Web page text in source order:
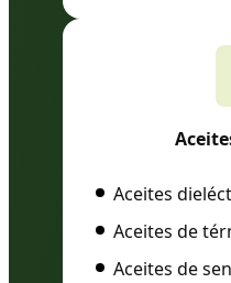
Aceites
Aceites de
Aceites de